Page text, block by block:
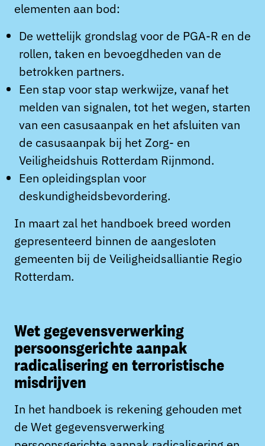
elementen aan bod:
De wettelijk grondslag voor de PGA-R en de
rollen, taken en bevoegdheden van de
betrokken partners.
Een stap voor stap werkwijze, vanaf het
melden van signalen, tot het wegen, starten
van een casusaanpak en het afsluiten van
de casusaanpak bij het Zorg- en
Veiligheidshuis Rotterdam Rijnmond.
Een opleidingsplan voor
deskundigheidsbevordering.
In maart zal het handboek breed worden
gepresenteerd binnen de aangesloten
gemeenten bij de Veiligheidsalliantie Regio
Rotterdam.
Wet gegevensverwerking
persoonsgerichte aanpak
radicalisering en terroristische
misdrijven
In het handboek is rekening gehouden met
de Wet gegevensverwerking